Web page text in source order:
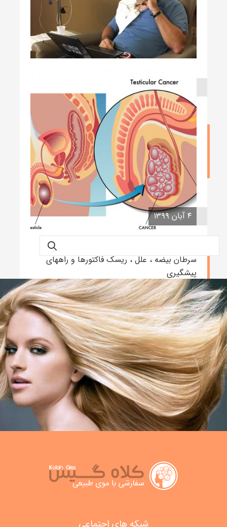
همه چیز در مورد روش های شیمی درمانی سرطان
بیضه
نوشته admin
۴ آبان ۱۳۹۹
سرطان بیضه ، علل ، ریسک فاکتورها و راههای
پیشگیری
نوشته admin
شبکه های اجتماعی